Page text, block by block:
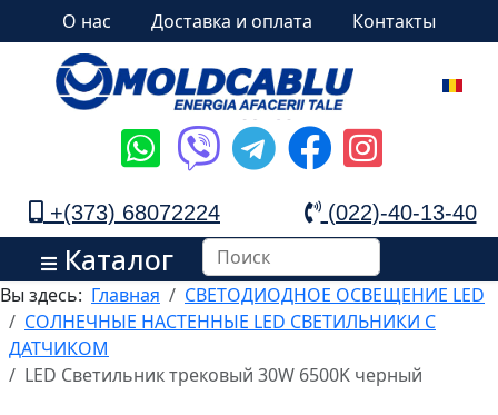
О нас Доставка и оплата Контакты
+(373) 68072224 (022)-40-13-40
Каталог
Вы здесь: Главная
СВЕТОДИОДНОЕ ОСВЕЩЕНИЕ LED
СОЛНЕЧНЫЕ НАСТЕННЫЕ LED СВЕТИЛЬНИКИ С
ДАТЧИКОМ
LED Светильник трековый 30W 6500K черный